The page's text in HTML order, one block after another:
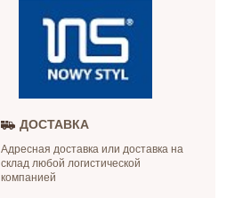
ДОСТАВКА
Адресная доставка или доставка на
склад любой логистической
компанией